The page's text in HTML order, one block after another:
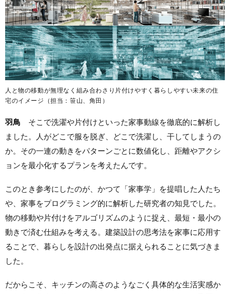
人と物の移動が無理なく組み合わさり片付けやすく暮らしやすい未来の住
宅のイメージ（担当：笹山、角田）
羽鳥 そこで洗濯や片付けといった家事動線を徹底的に解析し
ました。人がどこで服を脱ぎ、どこで洗濯し、干してしまうの
か。その一連の動きをパターンごとに数値化し、距離やアクシ
ョンを最小化するプランを考えたんです。
このとき参考にしたのが、かつて「家事学」を提唱した人たち
や、家事をプログラミング的に解析した研究者の知見でした。
物の移動や片付けをアルゴリズムのように捉え、最短・最小の
動きで済む仕組みを考える。建築設計の思考法を家事に応用す
ることで、暮らしを設計の出発点に据えられることに気づきま
した。
だからこそ、キッチンの高さのようなごく具体的な生活実感か